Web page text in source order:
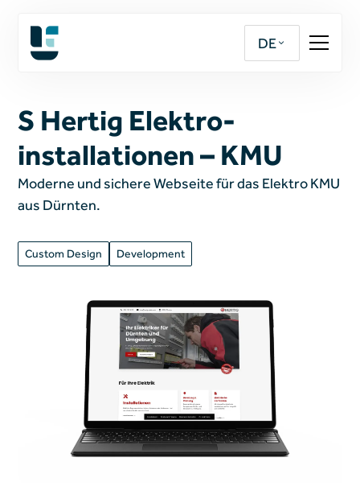
DE
S Hertig Elektro­
installationen – KMU
Moderne und sichere Webseite für das Elektro KMU
aus Dürnten.
Custom Design Development